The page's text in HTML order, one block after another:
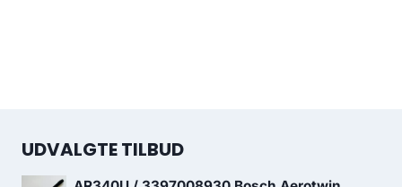
UDVALGTE TILBUD